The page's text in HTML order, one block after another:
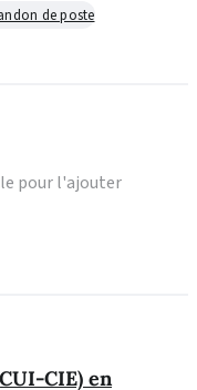
CIE) en
de poste
pour l'ajouter